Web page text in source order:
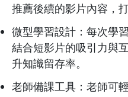
推薦後續的影片內容，
微型學習設計：每次學
結合短影片的吸引力與
升知識留存率。
老師備課工具：老師可